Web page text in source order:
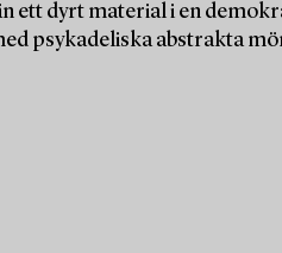
ett dyrt material i en
psykadeliska abstrakta